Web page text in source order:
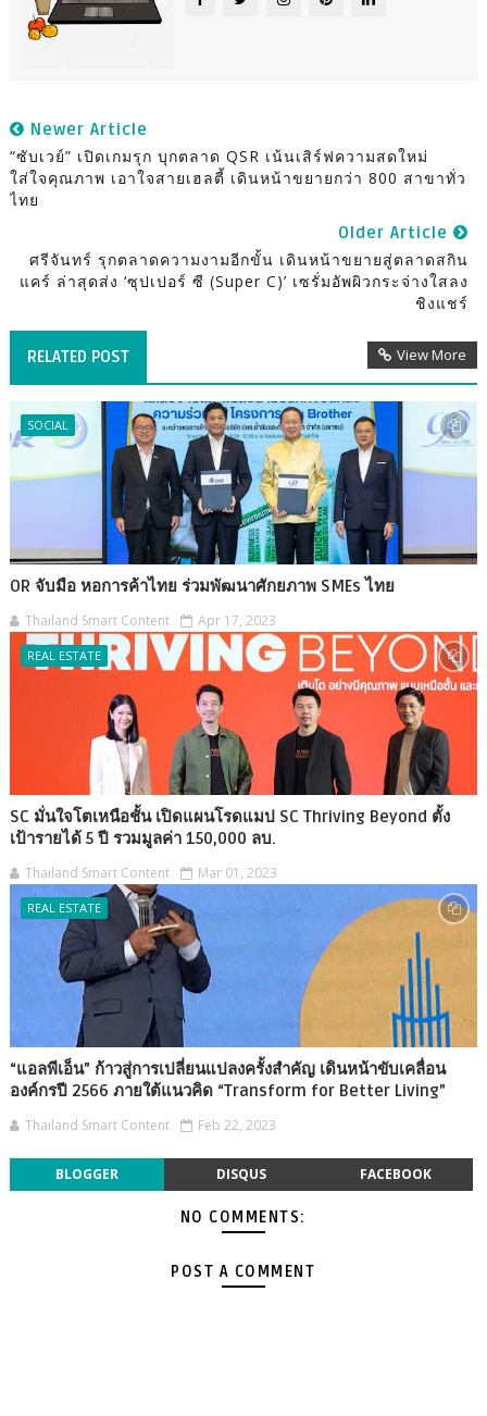
Newer Article
“ซับเวย์” เปิดเกมรุก บุกตลาด QSR เน้นเสิร์ฟความสดใหม่
ใส่ใจคุณภาพ เอาใจสายเฮลตี้ เดินหน้าขยายกว่า 800 สาขาทั่ว
ไทย
Older Article
ศรีจันทร์ รุกตลาดความงามอีกขั้น เดินหน้าขยายสู่ตลาดสกิน
แคร์ ล่าสุดส่ง ‘ซุปเปอร์ ซี (Super C)’ เซรั่มอัพผิวกระจ่างใสลง
ชิงแชร์
RELATED POST View More
SOCIAL
OR จับมือ หอการค้าไทย ร่วมพัฒนาศักยภาพ SMEs ไทย
Thailand Smart Content Apr 17, 2023
REAL ESTATE
SC มั่นใจโตเหนือชั้น เปิดแผนโรดแมป SC Thriving Beyond ตั้ง
เป้ารายได้ 5 ปี รวมมูลค่า 150,000 ลบ.
Thailand Smart Content Mar 01, 2023
REAL ESTATE
“แอลพีเอ็น” ก้าวสู่การเปลี่ยนแปลงครั้งสำคัญ เดินหน้าขับเคลื่อน
องค์กรปี 2566 ภายใต้แนวคิด “Transform for Better Living”
Thailand Smart Content Feb 22, 2023
BLOGGER DISQUS FACEBOOK
NO COMMENTS:
POST A COMMENT